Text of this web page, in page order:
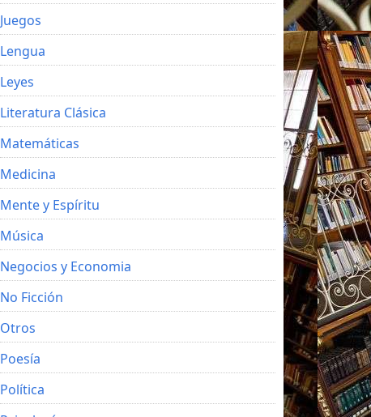
Juegos
Lengua
Leyes
Literatura Clásica
Matemáticas
Medicina
Mente y Espíritu
Música
Negocios y Economia
No Ficción
Otros
Poesía
Política